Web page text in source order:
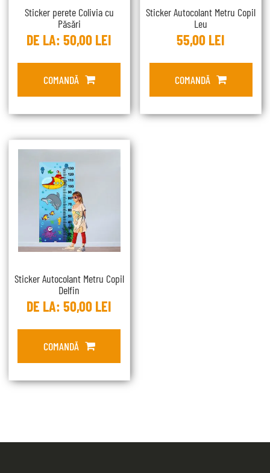
Sticker perete Colivia cu
Păsări
DE LA:50,00 LEI
COMANDĂ
Sticker Autocolant Metru Copil
Leu
55,00 LEI
COMANDĂ
Sticker Autocolant Metru Copil
Delfin
DE LA:50,00 LEI
COMANDĂ